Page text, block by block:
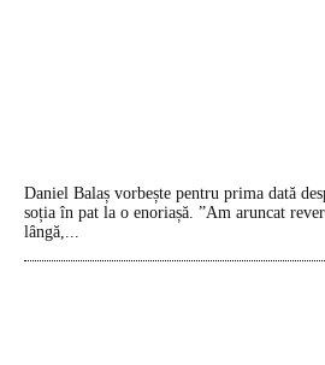
Daniel Balaș vorbește pentru prima dată
soția în pat la o enoriașă. ”Am aruncat
lângă,...